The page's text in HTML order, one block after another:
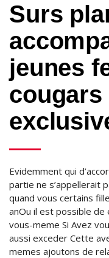
Surs
jeunes
cougars
Evidemment qui
partie ne s’appellerait
quand vous certains
anOu il est possible
vous-meme Si Avez
aussi exceder Cette
memes ajoutons de